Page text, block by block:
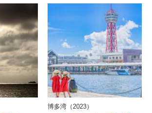
博多湾（2023）